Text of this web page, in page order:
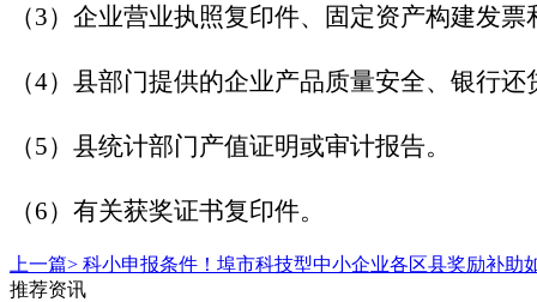
（3）企业营业执照复印件、固定资产构建发
（4）县部门提供的企业产品质量安全、银行
（5）县统计部门产值证明或审计报告。
（6）有关获奖证书复印件。
上一篇> 科小申报条件！埠市科技型中小企业各区县奖励补助
推荐资讯